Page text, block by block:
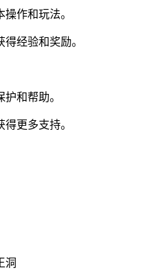
作和玩法。
经验和奖励。
和帮助。
更多支持。
洞